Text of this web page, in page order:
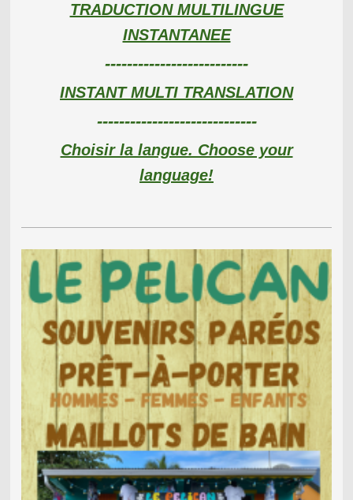
TRADUCTION MULTILINGUE
INSTANTANEE
--------------------------
INSTANT MULTI TRANSLATION
-----------------------------
Choisir la langue. Choose your
language!